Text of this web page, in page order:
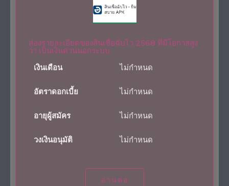
ส่องรายละเอียดของสินเชื่อฉับไว 2568 ที่มีโอกาสสูง
ว่า เป็นเงินด่วนนอกระบบ
เงินเดือน
ไม่กำหนด
อัตราดอกเบี้ย ไม่กำหนด
อายุผู้สมัคร ไม่กำหนด
วงเงินอนุมัติ ไม่กำหนด
อ่านต่อ